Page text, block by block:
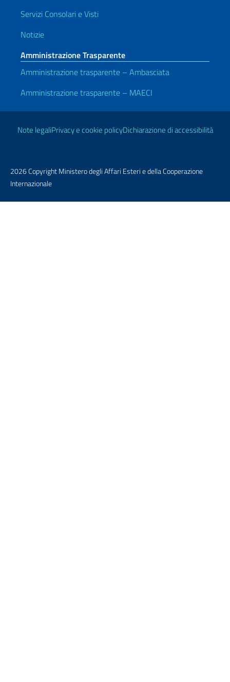
Servizi Consolari e Visti
Notizie
Amministrazione Trasparente
Amministrazione trasparente – Ambasciata
Amministrazione trasparente – MAECI
Link Utili
Note legaliPrivacy e cookie policyDichiarazione di accessibilità
2026 Copyright Ministero degli Affari Esteri e della Cooperazione
Internazionale